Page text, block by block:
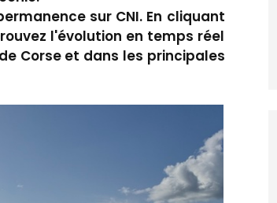
sur CNI. En cliquant
l'évolution en temps réel
Corse et dans les principales